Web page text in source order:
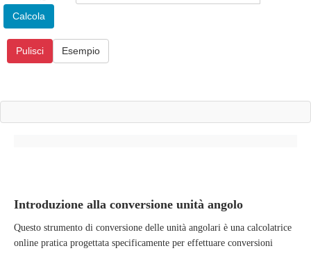
Calcola
Pulisci Esempio
Introduzione alla conversione unità angolo
Questo strumento di conversione delle unità angolari è una calcolatrice
online pratica progettata specificamente per effettuare conversioni